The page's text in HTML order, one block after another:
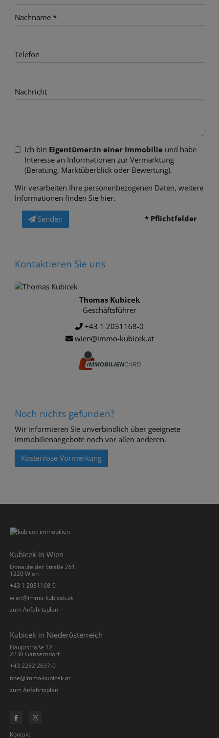
Nachname
Telefon
Nachricht
Ich bin Eigentümer:in einer Immobilie und habe
Interesse an Informationen zur Vermarktung
(Beratung, Marktüberblick oder Bewertung).
Wir verarbeiten Ihre personenbezogenen Daten, weitere
Informationen finden Sie hier.
Senden * Pflichtfelder
Kontaktieren Sie uns
Thomas Kubicek
Geschäftsführer
+43 1 2031168-0
wien@immo-kubicek.at
Noch nichts gefunden?
Wir informieren Sie unverbindlich über geeignete
Immobilienangebote noch vor allen anderen.
Kostenlose Vormerkung
Kubicek in Wien
Donaufelder Straße 261
1220 Wien
+43 1 2031168-0
­wien@immo-kubicek.at
zum Anfahrtsplan
Kubicek in Niederösterreich
Hauptstraße 12
2230 Gänserndorf
+43 2282 2637-0
­noe@immo-kubicek.at
zum Anfahrtsplan
Kontakt